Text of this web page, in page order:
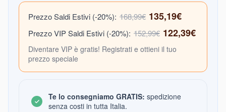
Prezzo Saldi Estivi (-20%): 168,99€ 135,19€
Prezzo VIP Saldi Estivi (-20%): 152,99€ 122,39€
Diventare VIP è gratis! Registrati e ottieni il tuo
prezzo speciale
Te lo consegniamo GRATIS: spedizione
senza costi in tutta Italia.